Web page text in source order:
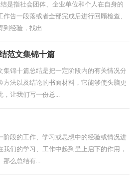
是指社会团体、企业单位和个人在自身的
告一段落或者全部完成后进行回顾检查、
到经验，找出...
范文集锦十篇
集锦十篇总结是把一定阶段内的有关情况分
方法以及结论的书面材料，它能够使头脑更
，让我们写一份总...
阶段的工作、学习或思想中的经验或情况进
们的学习、工作中起到呈上启下的作用，
那么总结有...